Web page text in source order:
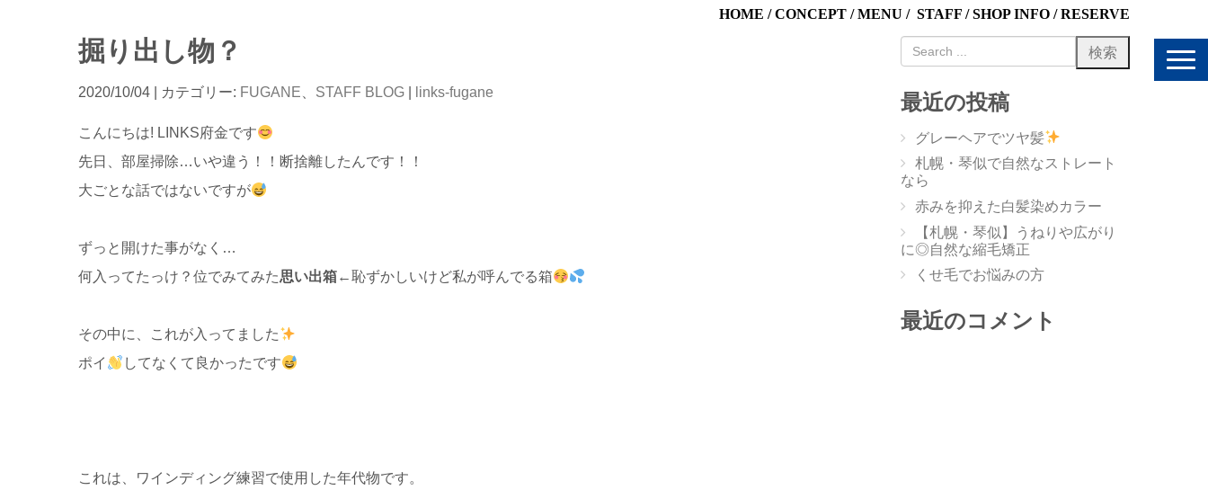
HOME /CONCEPT /MENU / STAFF /SHOP INFO /RESERVE
N
掘り出し物？
2020/10/04 | カテゴリー: FUGANE STAFF BLOG links-fugane
こんにちは! LINKS府金です
先日、部屋掃除…いや違う！！断捨離したんです！！
大ごとな話ではないですが
ずっと開けた事がなく…
何入ってたっけ？位でみてみた思い出箱←恥ずかしいけど私が呼んでる箱
その中に、これが入ってました
ポイ
してなくて良かったです
これは、ワインディング練習で使用した年代物です。
最近の投稿
グレーヘアでツヤ髪
札幌・琴似で自然なストレート
なら
赤みを抑えた白髪染めカラー
【札幌・琴似】うねりや広がり
に◎自然な縮毛矯正
くせ毛でお悩みの方
最近のコメント